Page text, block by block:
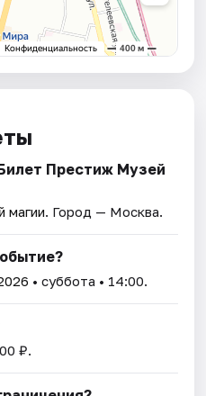
Престиж Музей
магии. Город — Москва.
• суббота • 14:00.
₽.